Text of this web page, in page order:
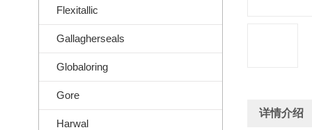
Flexitallic
Gallagherseals
Globaloring
Gore
Harwal
详情介绍